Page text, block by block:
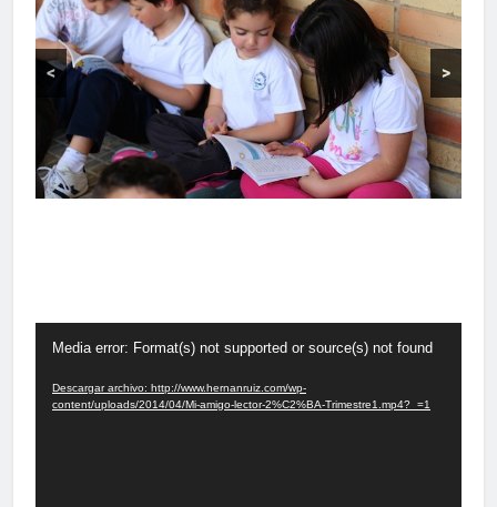
< >
vídeo
Media error: Format(s) not supported or source(s) not found
Descargar archivo: http://www.hernanruiz.com/wp-
content/uploads/2014/04/Mi-amigo-lector-2%C2%BA-Trimestre1.mp4?_=1